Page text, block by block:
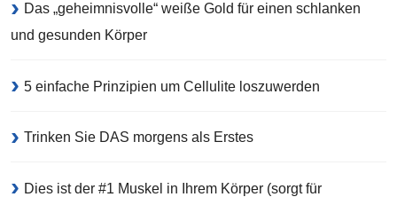
Das „geheimnisvolle“ weiße Gold für einen schlanken
und gesunden Körper
5 einfache Prinzipien um Cellulite loszuwerden
Trinken Sie DAS morgens als Erstes
Dies ist der #1 Muskel in Ihrem Körper (sorgt für